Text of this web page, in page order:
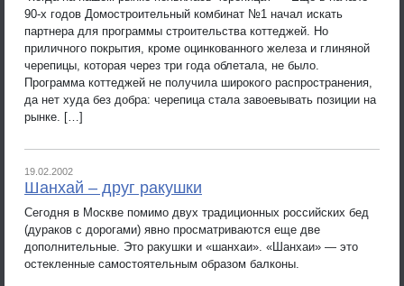
90-х годов Домостроительный комбинат №1 начал искать
партнера для программы строительства коттеджей. Но
приличного покрытия, кроме оцинкованного железа и глиняной
черепицы, которая через три года облетала, не было.
Программа коттеджей не получила широкого распространения,
да нет худа без добра: черепица стала завоевывать позиции на
рынке. […]
19.02.2002
Шанхай – друг ракушки
Сегодня в Москве помимо двух традиционных российских бед
(дураков с дорогами) явно просматриваются еще две
дополнительные. Это ракушки и «шанхаи». «Шанхаи» — это
остекленные самостоятельным образом балконы.